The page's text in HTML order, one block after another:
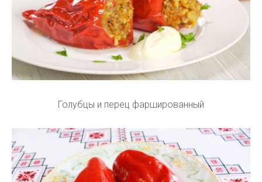
Голубцы и перец фаршированный